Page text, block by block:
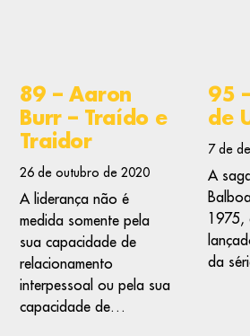
89 – Aaron
Burr – Traído e
Traidor
26 de outubro de 2020
A liderança não é
medida somente pela
sua capacidade de
relacionamento
interpessoal ou pela sua
capacidade de…
95
de
7 de
A
1975,
da